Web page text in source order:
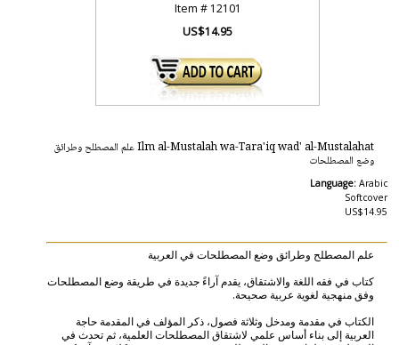
Item # 12101
US$14.95
Ilm al-Mustalah wa-Tara'iq wad' al-Mustalahat علم المصطلح وطرائق
وضع المصطلحات
Language: Arabic
Softcover
US$14.95
علم المصطلح وطرائق وضع المصطلحات في العربية
كتاب في فقه اللغة والاشتقاق، يقدم آراءً جديدة في طريقة وضع المصطلحات
وفق منهجية لغوية عربية صحيحة.
الكتاب في مقدمة ومدخل وثلاثة فصول، ذكر المؤلف في المقدمة حاجة
العربية إلى بناء أساس علمي لاشتقاق المصطلحات العلمية، ثم تحدث في